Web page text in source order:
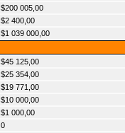
$200 005,00
$2 400,00
$1 039 000,00
$45 125,00
$25 354,00
$19 771,00
$10 000,00
$1 000,00
0